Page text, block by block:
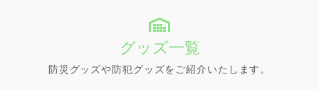
防災グッズや防犯グッズをご紹介いたします。
グッズ一覧